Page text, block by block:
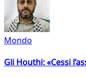
Mondo
Gli Houthi: «Cessi